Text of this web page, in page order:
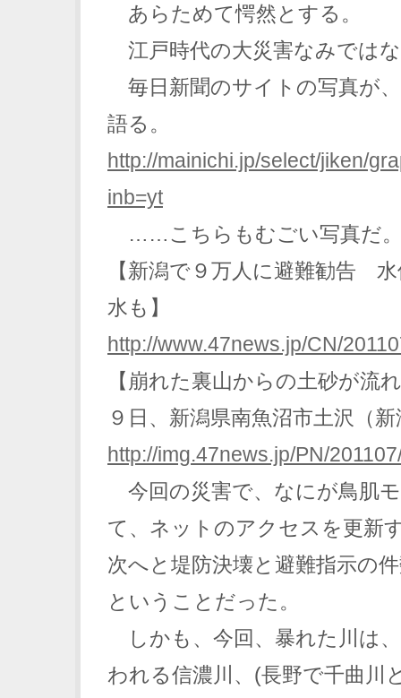
あらためて愕然とする。
江戸時代の大災害なみでは
毎日新聞のサイトの写真が
語る。
http://mainichi.jp/select/jiken/
inb=yt
……こちらもむごい写真だ
【新潟で９万人に避難勧告
水も】
http://www.47news.jp/CN/
【崩れた裏山からの土砂が流
９日、新潟県南魚沼市土沢（
http://img.47news.jp/PN/
今回の災害で、なにが鳥肌
て、ネットのアクセスを更新
次へと堤防決壊と避難指示の
ということだった。
しかも、今回、暴れた川は
われる信濃川、(長野で千曲川